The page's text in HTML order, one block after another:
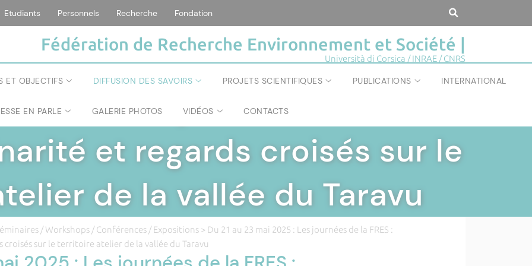
Etudiants Personnels Recherche Fondation
Fédération de Recherche Environnement et Société |
Università di Corsica / INRAE / CNRS
ET OBJECTIFS DIFFUSION DES SAVOIRS PROJETS SCIENTIFIQUES PUBLICATIONS INTERNATIONAL
EN PARLE GALERIE PHOTOS VIDÉOS CONTACTS
DE RECHERCHE ENVIRONNEMENT ET SOCIÉTÉ|
2025 : Les journées de la FRES :
et regards croisés sur le
de la vallée du Taravu
/ Workshops / Conférences / Expositions > Du 21 au 23 mai 2025 : Les journées de la FRES :
sur le territoire atelier de la vallée du Taravu